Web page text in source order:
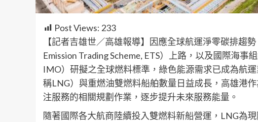
Post Views: 233
【記者吉雄世／高雄報導】因應全球航運淨零碳排趨
Emission Trading Scheme, ETS）上路，以及國際海
IMO）研擬之全球燃料標準，綠色能源需求已成為航
稱LNG）與重燃油雙燃料船舶數量日益成長，高雄港
注服務的相關規劃作業，逐步提升未來服務能量。
隨著國際各大航商陸續投入雙燃料新船營運，LNG為